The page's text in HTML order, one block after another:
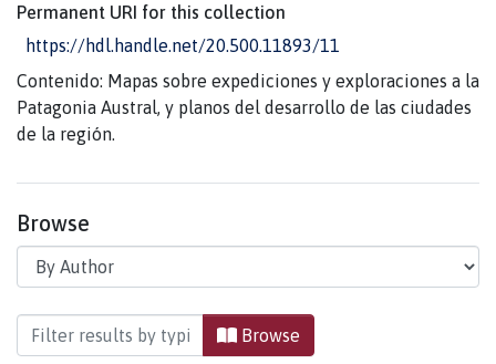
Permanent URI for this collection
https://hdl.handle.net/20.500.11893/11
Contenido: Mapas sobre expediciones y exploraciones a la
Patagonia Austral, y planos del desarrollo de las ciudades
de la región.
Browse
Browsing Cartografía by Author "Lefrancois,
Browse